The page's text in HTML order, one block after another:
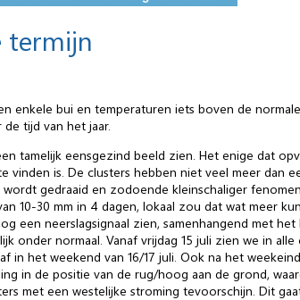
termijn
enkele bui en temperaturen iets boven de
tijd van het jaar.
tamelijk eensgezind beeld zien. Het enige dat
vinden is. De clusters hebben niet veel meer
gedraaid en zodoende kleinschaliger
10-30 mm in 4 dagen, lokaal zou dat wat meer
een neerslagsignaal zien, samenhangend met
onder normaal. Vanaf vrijdag 15 juli zien we in
in het weekend van 16/17 juli. Ook na het
in de positie van de rug/hoog aan de grond,
met een westelijke stroming tevoorschijn. Dit